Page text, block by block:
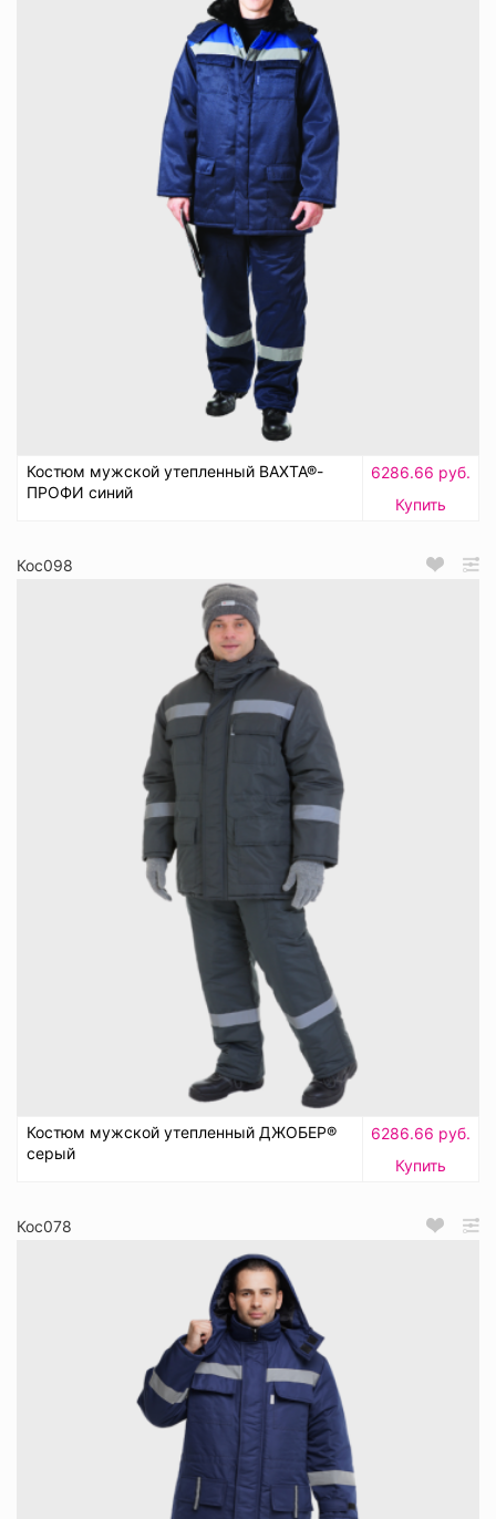
Костюм мужской утепленный ВАХТА®-
ПРОФИ синий
6286.66 руб.
Купить
Кос098
Костюм мужской утепленный ДЖОБЕР®
серый
6286.66 руб.
Купить
Кос078